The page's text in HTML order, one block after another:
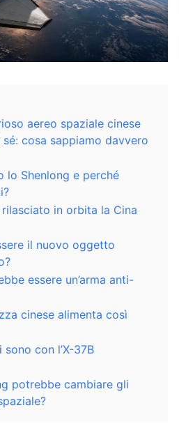
aereo spaziale cinese
cosa sappiamo davvero
lo Shenlong e perché
in orbita la Cina
il nuovo oggetto
essere un’arma anti-
cinese alimenta così
con l’X-37B
potrebbe cambiare gli